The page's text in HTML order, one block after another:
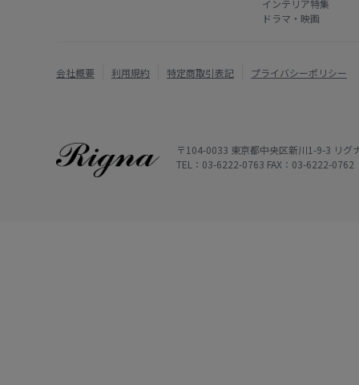
インテリア特集
ドラマ・映画
会社概要 利用規約 特定商取引表記 プライバシーポリシー
〒104-0033 東京都中央区新川1-9-3 リグ
TEL：03-6222-0763 FAX：03-6222-0762